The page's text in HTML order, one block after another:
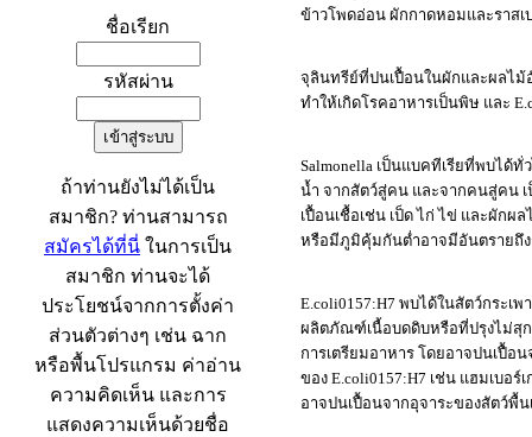
ชื่อเรียก
รหัสผ่าน
ถ้าท่านยังไม่ได้เป็น
สมาชิก? ท่านสามารถ
สมัครได้ที่นี่ ในการเป็น
สมาชิก ท่านจะได้
ประโยชน์จากการตั้งค่า
ส่วนตัวต่างๆ เช่น ฉาก
หรือพื้นโปรแกรม ค่าอ่าน
ความคิดเห็น และการ
แสดงความเห็นด้วยชื่อ
ข้าวโพดอ่อน ผักกาดหอมและราส
จุลินทรีย์ที่ปนเปื้อนในผักและผลไม้อั
ทำให้เกิดโรคอาหารเป็นพิษ และ
Salmonella เป็นแบคทีเรียที่พบได้
น้ำ จากสัตว์สู่คน และจากคนสู่คน
เปื้อนเชื้อเช่น เป็ด ไก่ ไข่ และผักผ
หรือมีภูมิคุ้มกันต่ำอาจมีอันตรายถึ
E.coli0157:H7 พบได้ในสัตว์กระเ
ผลิตภัณฑ์เนื้อบดดิบหรือที่ปรุงไม่สุก
การเตรียมอาหาร โดยอาจปนเปื้
ของ E.coli0157:H7 เช่น แฮมเบอ
อาจปนเปื้อนจากอุจาระของสัตว์พื้